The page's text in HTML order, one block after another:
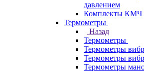
давлением
Комплекты КМЧ
Термометры
Назад
Термометры
Термометры
Термометры
Термометры